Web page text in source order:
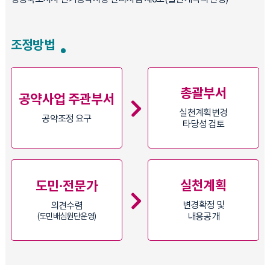
조정방법
공약사업 주관부서
공약조정 요구
총괄부서
실천계획변경
타당성 검토
도민·전문가
의견수렴
(도민배심원단운영)
실천계획
변경확정 및
내용공개